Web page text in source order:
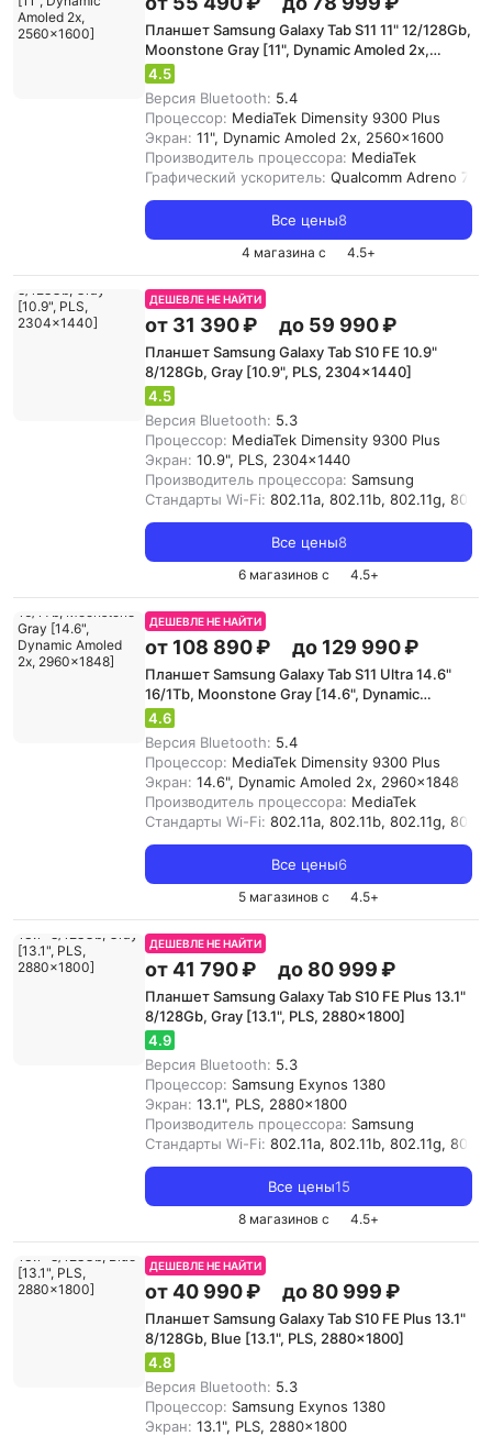
Планшет Samsung Galaxy Tab S11 11" 12/128Gb,
Moonstone Gray [11", Dynamic Amoled 2x,
2560x1600]
4.5
Версия Bluetooth: 5.4
Процессор: MediaTek Dimensity 9300 Plus
Экран: 11", Dynamic Amoled 2x, 2560x1600
Производитель процессора: MediaTek
Графический ускоритель: Qualcomm Adreno 735
Все цены8
4 магазина с 4.5+
ДЕШЕВЛЕ НЕ НАЙТИ
от 31 390 ₽ до 59 990 ₽
Планшет Samsung Galaxy Tab S10 FE 10.9"
8/128Gb, Gray [10.9", PLS, 2304x1440]
4.5
Версия Bluetooth: 5.3
Процессор: MediaTek Dimensity 9300 Plus
Экран: 10.9", PLS, 2304x1440
Производитель процессора: Samsung
Стандарты Wi-Fi: 802.11a, 802.11b, 802.11g,
Все цены8
6 магазинов с 4.5+
ДЕШЕВЛЕ НЕ НАЙТИ
от 108 890 ₽ до 129 990 ₽
Планшет Samsung Galaxy Tab S11 Ultra 14.6"
16/1Tb, Moonstone Gray [14.6", Dynamic
Amoled 2x, 2960x1848]
4.6
Версия Bluetooth: 5.4
Процессор: MediaTek Dimensity 9300 Plus
Экран: 14.6", Dynamic Amoled 2x, 2960x1848
Производитель процессора: MediaTek
Стандарты Wi-Fi: 802.11a, 802.11b, 802.11g,
Все цены6
5 магазинов с 4.5+
ДЕШЕВЛЕ НЕ НАЙТИ
от 41 790 ₽ до 80 999 ₽
Планшет Samsung Galaxy Tab S10 FE Plus 13.1"
8/128Gb, Gray [13.1", PLS, 2880x1800]
4.9
Версия Bluetooth: 5.3
Процессор: Samsung Exynos 1380
Экран: 13.1", PLS, 2880x1800
Производитель процессора: Samsung
Стандарты Wi-Fi: 802.11a, 802.11b, 802.11g,
Все цены15
8 магазинов с 4.5+
ДЕШЕВЛЕ НЕ НАЙТИ
от 40 990 ₽ до 80 999 ₽
Планшет Samsung Galaxy Tab S10 FE Plus 13.1"
8/128Gb, Blue [13.1", PLS, 2880x1800]
4.8
Версия Bluetooth: 5.3
Процессор: Samsung Exynos 1380
Экран: 13.1", PLS, 2880x1800